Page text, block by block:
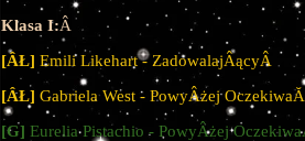
Klasa I:Â
[ÂŁ] Emili Likehart - ZadowalajÂącyÂ
[ÂŁ] Gabriela West - PowyÂżej
[G] Eurelia Pistachio - PowyÂżej